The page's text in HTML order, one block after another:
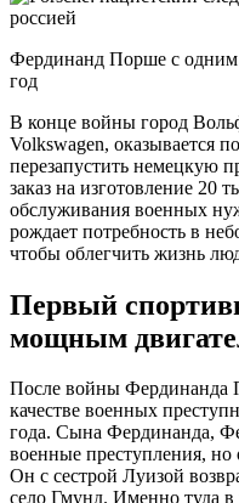
Фердинанд Порше с одним
год
В конце войны город
Volkswagen, оказывается
перезапустить немецкую
заказ на изготовление 20
обслуживания военных
рождает потребность в
чтобы облегчить жизнь
Первый
мощным
После войны Фердинанда
качестве военных
года. Сына Фердинанда,
военные преступления, но
Он с сестрой Луизой
село Гмунд. Именно туда